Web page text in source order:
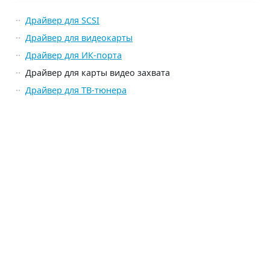
Драйвер для SCSI
Драйвер для видеокарты
Драйвер для ИК-порта
Драйвер для карты видео захвата
Драйвер для ТВ-тюнера